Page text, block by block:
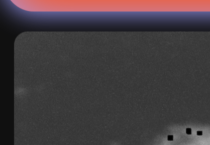
journal publications